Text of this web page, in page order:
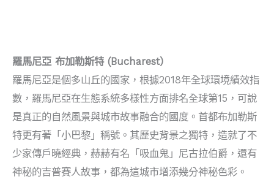
羅馬尼亞 布加勒斯特 (Bucharest）
羅馬尼亞是個多山丘的國家，根據2018年全球環境績效指
數，羅馬尼亞在生態系統多樣性方面排名全球第15，可說
是真正的自然風景與城市故事融合的國度。首都布加勒斯
特更有著「小巴黎」稱號。其歷史背景之獨特，造就了不
少家傳戶曉經典，赫赫有名「吸血鬼」尼古拉伯爵，還有
神秘的吉普賽人故事，都為這城市增添幾分神秘色彩。